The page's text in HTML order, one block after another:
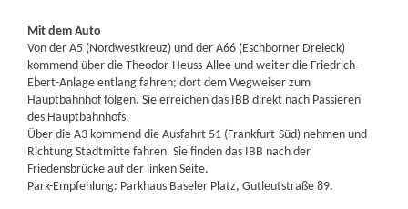
Mit dem Auto
Von der A5 (Nordwestkreuz) und der A66 (Eschborner Dreieck)
kommend über die Theodor-Heuss-Allee und weiter die Friedrich-
Ebert-Anlage entlang fahren; dort dem Wegweiser zum
Hauptbahnhof folgen. Sie erreichen das IBB direkt nach Passieren
des Hauptbahnhofs.
Über die A3 kommend die Ausfahrt 51 (Frankfurt-Süd) nehmen und
Richtung Stadtmitte fahren. Sie finden das IBB nach der
Friedensbrücke auf der linken Seite.
Park-Empfehlung: Parkhaus Baseler Platz, Gutleutstraße 89.